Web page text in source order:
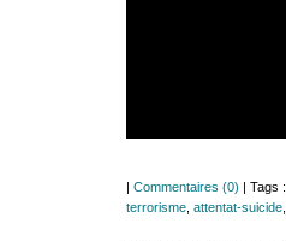
| Commentaires (0) | Tags :
terrorisme, attentat-suicide,